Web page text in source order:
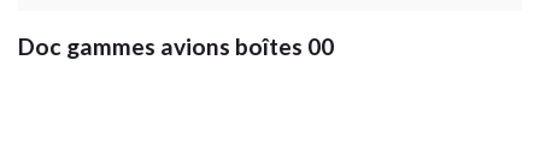
Doc gammes avions boîtes 00